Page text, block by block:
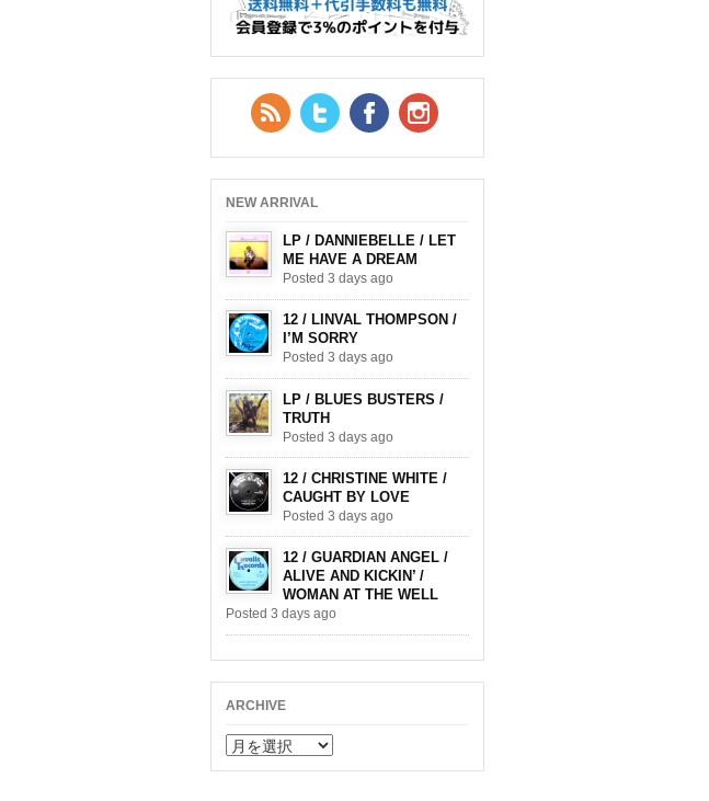
RSS FeedTwitter Facebook
NEW ARRIVAL
LP / DANNIEBELLE / LET
ME HAVE A DREAM
Posted 3 days ago
12 / LINVAL THOMPSON /
I’M SORRY
Posted 3 days ago
LP / BLUES BUSTERS /
TRUTH
Posted 3 days ago
12 / CHRISTINE WHITE /
CAUGHT BY LOVE
Posted 3 days ago
12 / GUARDIAN ANGEL /
ALIVE AND KICKIN’ /
WOMAN AT THE WELL
Posted 3 days ago
ARCHIVE
ARCHIVE